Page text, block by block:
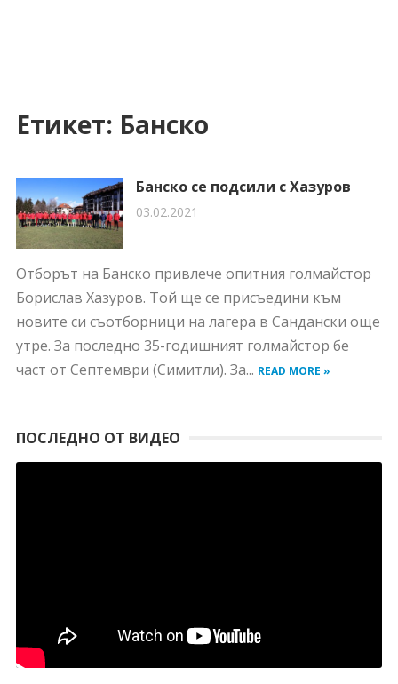
Етикет: Банско
Банско се подсили с Хазуров
03.02.2021
Отборът на Банско привлече опитния голмайстор
Борислав Хазуров. Той ще се присъедини към
новите си съотборници на лагера в Сандански още
утре. За последно 35-годишният голмайстор бе
част от Септември (Симитли). За... READ MORE »
ПОСЛЕДНО ОТ ВИДЕО